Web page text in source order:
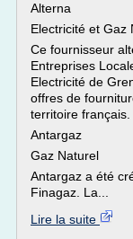
Alterna
Electricité et Gaz
Ce fournisseur
Entreprises
Electricité de
offres de
territoire français.
Antargaz
Gaz Naturel
Antargaz a été
Finagaz. La...
Lire la suite